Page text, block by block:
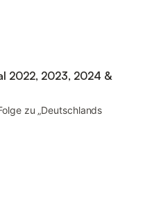
2022, 2023, 2024 &
zu „Deutschlands